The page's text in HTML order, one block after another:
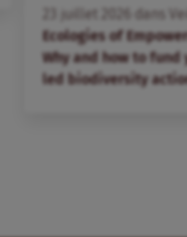
juillet dans
Ecologies of
Why and how to fund
led biodiversity